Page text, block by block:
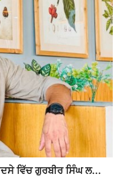
ਵਿੱਚ ਗੁਰਬੀਰ ਸਿੰਘ ਲ...